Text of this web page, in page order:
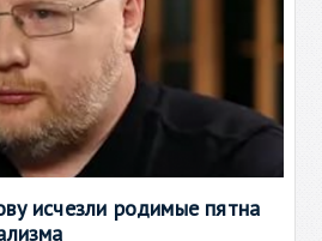
исчезли родимые пятна